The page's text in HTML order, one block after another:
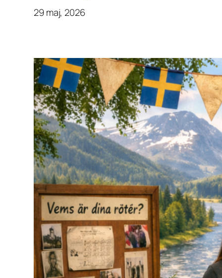
29 maj, 2026